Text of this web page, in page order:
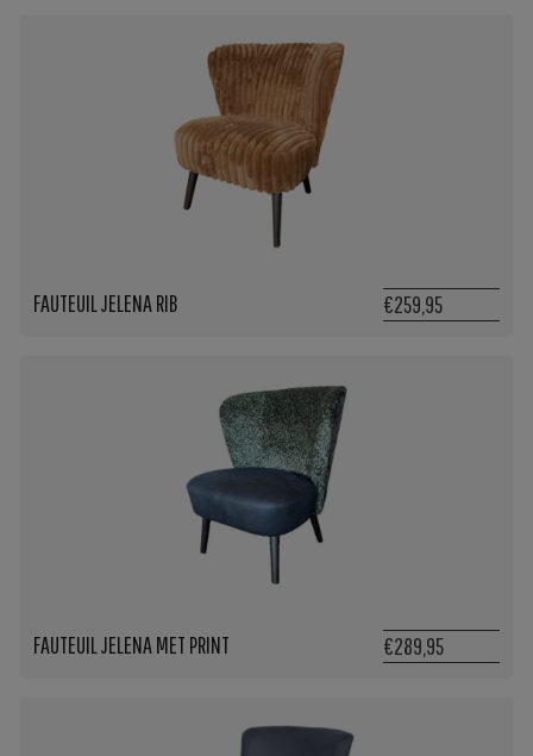
FAUTEUIL JELENA RIB €259,95
FAUTEUIL JELENA MET PRINT €289,95